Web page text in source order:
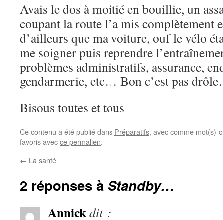
Avais le dos à moitié en bouillie, un
coupant la route l’a mis complètement
d’ailleurs que ma voiture, ouf le vélo
me soigner puis reprendre
problèmes administratifs, assurance,
gendarmerie, etc… Bon c’est pas
Bisous toutes et tous
Ce contenu a été publié dans Préparatifs, avec comme mot(s)-
favoris avecce permalien.
← La santé
2 réponses à Standby…
Annickdit :